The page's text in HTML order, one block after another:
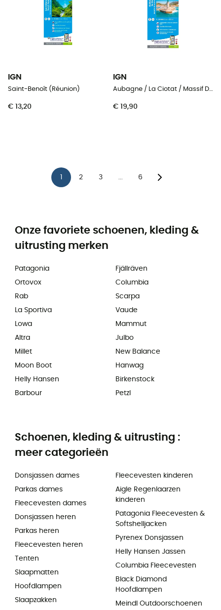
IGN
Saint-Benoît (Réunion)
€ 13,20
IGN
Aubagne / La Ciotat / Massif De La Sainte Baume
€ 19,90
2 3 6
Onze favoriete schoenen, kleding &
uitrusting merken
Patagonia
Ortovox
Rab
La Sportiva
Lowa
Altra
Millet
Moon Boot
Helly Hansen
Barbour
Fjällräven
Columbia
Scarpa
Vaude
Mammut
Julbo
New Balance
Hanwag
Birkenstock
Petzl
Schoenen, kleding & uitrusting :
meer categorieën
Donsjassen dames
Parkas dames
Fleecevesten dames
Donsjassen heren
Parkas heren
Fleecevesten heren
Tenten
Slaapmatten
Hoofdlampen
Slaapzakken
Fleecevesten kinderen
Aigle Regenlaarzen
kinderen
Patagonia Fleecevesten &
Softshelljacken
Pyrenex Donsjassen
Helly Hansen Jassen
Columbia Fleecevesten
Black Diamond
Hoofdlampen
Meindl Outdoorschoenen